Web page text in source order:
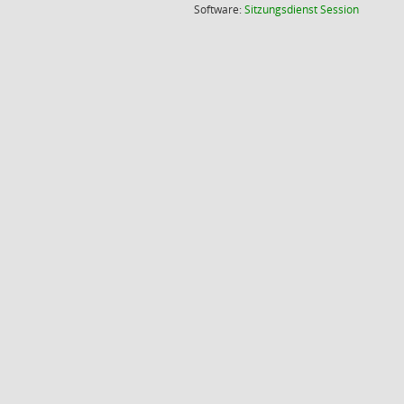
Software:SitzungsdienstSession(Wird in